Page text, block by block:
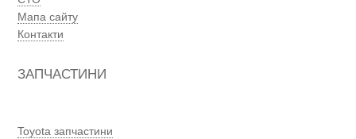
Мапа сайту
Контакти
ЗАПЧАСТИНИ
Toyota запчастини